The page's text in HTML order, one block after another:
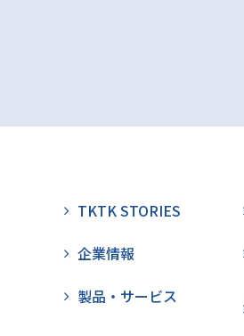
TKTK STORIES
企業情報
製品・サービス